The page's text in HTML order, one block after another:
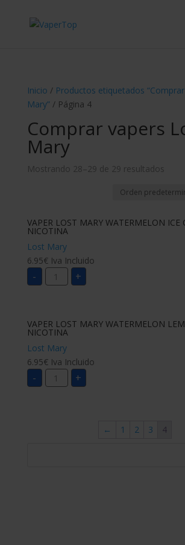
productos
Inicio / Productos etiquetados
Mary”/ Página 4
Comprar vapers
Mary
Mostrando 28–29 de 29 resultados
VAPER LOST MARY WATERMELON ICE
NICOTINA
Lost Mary
6.95€ Iva Incluido
- VAPER
LOST
MARY
NICOTINA
cantidad
+
VAPER LOST MARY WATERMELON
NICOTINA
Lost Mary
6.95€ Iva Incluido
- VAPER
LOST
MARY
+
← 1 2 3 4